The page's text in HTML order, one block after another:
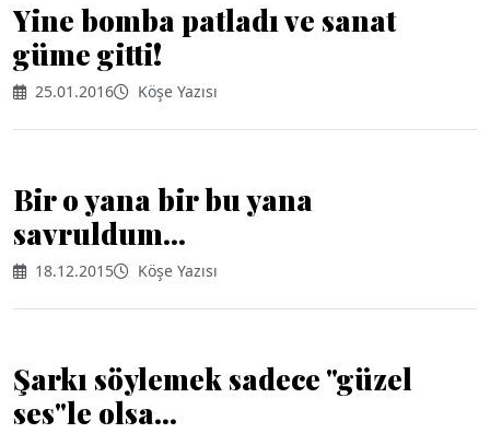
Yine bomba patladı ve sanat
güme gitti!
25.01.2016 Köşe Yazısı
Bir o yana bir bu yana
savruldum...
18.12.2015 Köşe Yazısı
Şarkı söylemek sadece "güzel
ses"le olsa...